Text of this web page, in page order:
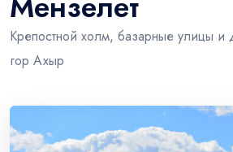
Крепостной холм, базарные улицы
гор Ахыр